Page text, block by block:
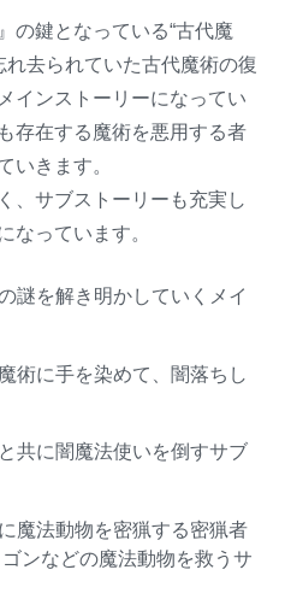
の鍵となっている“古代魔
去られていた古代魔術の復
インストーリーになってい
存在する魔術を悪用する者
いきます。
、サブストーリーも充実し
なっています。
謎を解き明かしていくメイ
術に手を染めて、闇落ちし
共に闇魔法使いを倒すサブ
魔法動物を密猟する密猟者
ンなどの魔法動物を救うサ